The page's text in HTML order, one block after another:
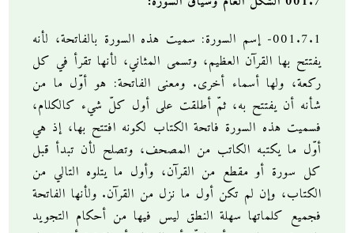
001.7.1- إسم السورة: سميت هذه السورة بالفاتحة، لأنه
يفتتح بها القرآن العظيم، وتسمى المثاني، لأنها تقرأ في كل
ركعة، ولها أسماء أخرى. ومعنى الفاتحة: هو أوّل ما من
شأنه أن يفتتح به، ثمّ أطلقت على أول كلّ شيء كالكلام،
فسميت هذه السورة فاتحة الكتاب لكونه افتتح بها، إذ هي
أوّل ما يكتبه الكاتب من المصحف، وتصلح لأن تبدأ قبل
كل سورة أو مقطع من القرآن، وأول ما يتلوه التالي من
الكتاب، وإن لم تكن أول ما نزل من القرآن. ولأنها الفاتحة
فجميع كلماتها سهلة النطق ليس فيها من أحكام التجويد